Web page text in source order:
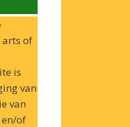
arts of
is
van
van
of